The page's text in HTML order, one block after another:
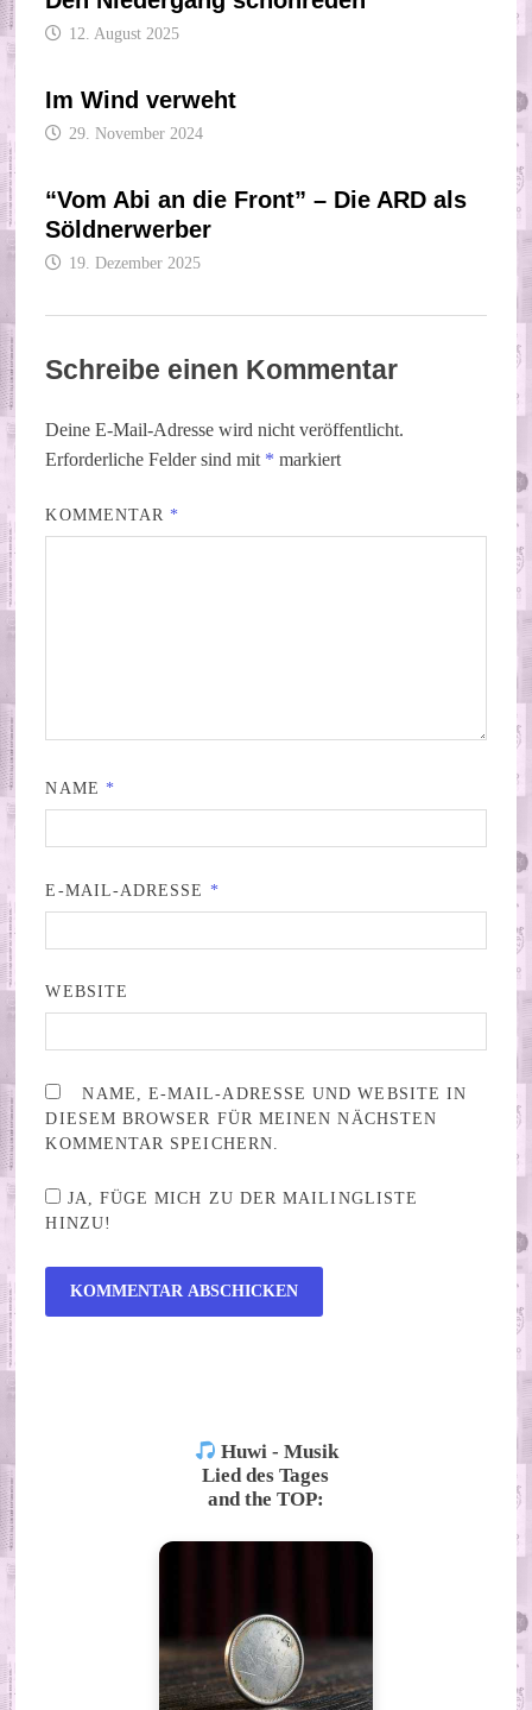
12. August 2025
Im Wind verweht
29. November 2024
“Vom Abi an die Front” – Die ARD als
Söldnerwerber
19. Dezember 2025
Schreibe einen Kommentar
Deine E-Mail-Adresse wird nicht veröffentlicht.
Erforderliche Felder sind mit * markiert
KOMMENTAR *
NAME *
E-MAIL-ADRESSE *
WEBSITE
NAME, E-MAIL-ADRESSE UND WEBSITE IN
DIESEM BROWSER FÜR MEINEN NÄCHSTEN
KOMMENTAR SPEICHERN.
JA, FÜGE MICH ZU DER MAILINGLISTE
HINZU!
Huwi - Musik
Lied des Tages
and the TOP: